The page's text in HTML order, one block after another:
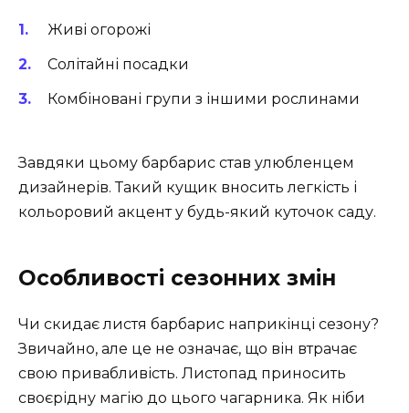
Живі огорожі
Солітайні посадки
Комбіновані групи з іншими рослинами
Завдяки цьому барбарис став улюбленцем
дизайнерів. Такий кущик вносить легкість і
кольоровий акцент у будь-який куточок саду.
Особливості сезонних змін
Чи скидає листя барбарис наприкінці сезону?
Звичайно, але це не означає, що він втрачає
свою привабливість. Листопад приносить
своєрідну магію до цього чагарника. Як ніби